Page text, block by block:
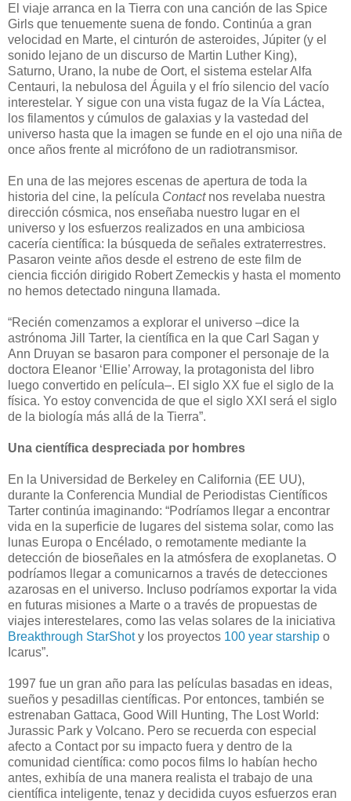
El viaje arranca en la Tierra con una canción de las Spice
Girls que tenuemente suena de fondo. Continúa a gran
velocidad en Marte, el cinturón de asteroides, Júpiter (y el
sonido lejano de un discurso de Martin Luther King),
Saturno, Urano, la nube de Oort, el sistema estelar Alfa
Centauri, la nebulosa del Águila y el frío silencio del vacío
interestelar. Y sigue con una vista fugaz de la Vía Láctea,
los filamentos y cúmulos de galaxias y la vastedad del
universo hasta que la imagen se funde en el ojo una niña de
once años frente al micrófono de un radiotransmisor.
En una de las mejores escenas de apertura de toda la
historia del cine, la película Contactnos revelaba nuestra
dirección cósmica, nos enseñaba nuestro lugar en el
universo y los esfuerzos realizados en una ambiciosa
cacería científica: la búsqueda de señales extraterrestres.
Pasaron veinte años desde el estreno de este film de
ciencia ficción dirigido Robert Zemeckis y hasta el momento
no hemos detectado ninguna llamada.
“Recién comenzamos a explorar el universo –dice la
astrónoma Jill Tarter, la científica en la que Carl Sagan y
Ann Druyan se basaron para componer el personaje de la
doctora Eleanor ‘Ellie’ Arroway, la protagonista del libro
luego convertido en película–. El siglo XX fue el siglo de la
física. Yo estoy convencida de que el siglo XXI será el siglo
de la biología más allá de la Tierra”.
Una científica despreciada por hombres
En la Universidad de Berkeley en California (EE UU),
durante la Conferencia Mundial de Periodistas Científicos
Tarter continúa imaginando: “Podríamos llegar a encontrar
vida en la superficie de lugares del sistema solar, como las
lunas Europa o Encélado, o remotamente mediante la
detección de bioseñales en la atmósfera de exoplanetas. O
podríamos llegar a comunicarnos a través de detecciones
azarosas en el universo. Incluso podríamos exportar la vida
en futuras misiones a Marte o a través de propuestas de
viajes interestelares, como las velas solares de la iniciativa
Breakthrough StarShoty los proyectos 100 year starship o
Icarus”.
1997 fue un gran año para las películas basadas en ideas,
sueños y pesadillas científicas. Por entonces, también se
estrenaban Gattaca, Good Will Hunting, The Lost World:
Jurassic Park y Volcano. Pero se recuerda con especial
afecto a Contact por su impacto fuera y dentro de la
comunidad científica: como pocos films lo habían hecho
antes, exhibía de una manera realista el trabajo de una
científica inteligente, tenaz y decidida cuyos esfuerzos eran